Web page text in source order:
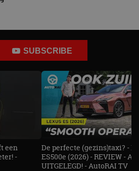
SUBSCRIBE
een
-
De perfecte (gezins)taxi? -
ES500e (2026) - REVIEW -
UITGELEGD! - AutoRAI TV